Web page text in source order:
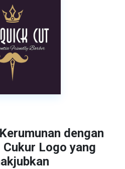
dengan
Logo yang